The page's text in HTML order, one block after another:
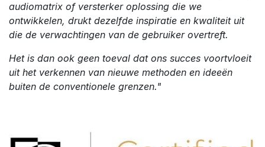
audiomatrix of versterker oplossing die we
ontwikkelen, drukt dezelfde inspiratie en kwaliteit uit
die de verwachtingen van de gebruiker overtreft.
Het is dan ook geen toeval dat ons succes voortvloeit
uit het verkennen van nieuwe methoden en ideeën
buiten de conventionele grenzen."